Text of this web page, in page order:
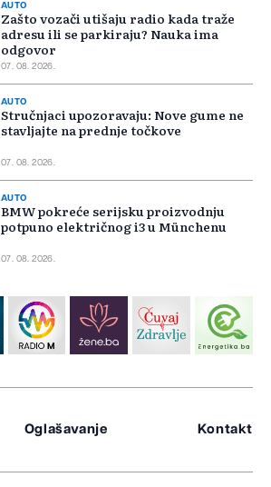
AUTO
Zašto vozači utišaju radio kada traže
adresu ili se parkiraju? Nauka ima
odgovor
07. 08. 2026.
AUTO
Stručnjaci upozoravaju: Nove gume ne
stavljajte na prednje točkove
07. 08. 2026.
AUTO
BMW pokreće serijsku proizvodnju
potpuno električnog i3 u Münchenu
07. 08. 2026.
Oglašavanje Kontakt